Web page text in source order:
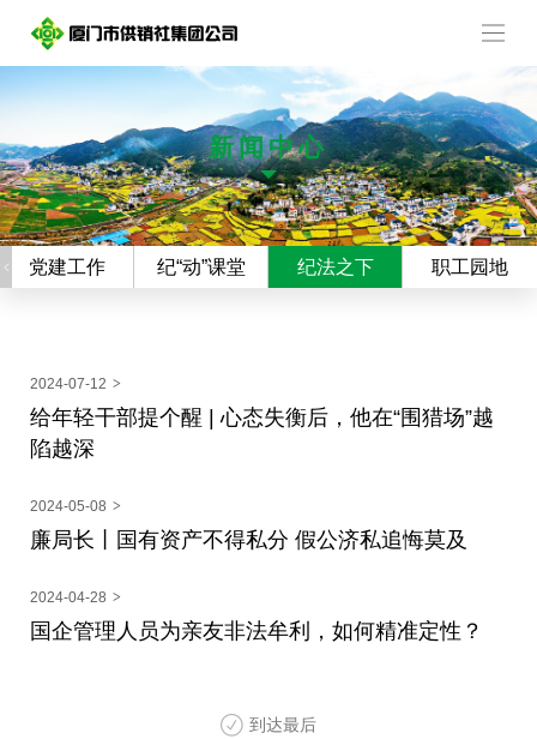
新闻中心
党建工作 纪“动”课堂 纪法之下 职工园地
2024-07-12 >
给年轻干部提个醒 | 心态失衡后，他在“围猎场”越
陷越深
2024-05-08 >
廉局长丨国有资产不得私分 假公济私追悔莫及
2024-04-28 >
国企管理人员为亲友非法牟利，如何精准定性？
到达最后